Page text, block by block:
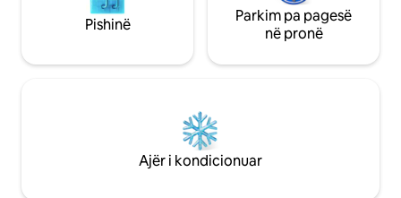
Pishinë
Parkim pa pagesë
në pronë
Ajër i kondicionuar